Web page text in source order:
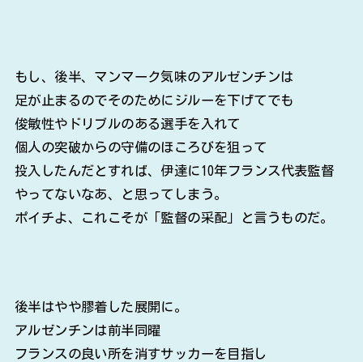
もし、後半、マンマーク気味のアルゼンチンは
足が止まるのでそのためにジルーを下げてでも
俊敏性やドリブルのある選手を入れて
個人の突破からの守備のほころびを狙って
投入したんだとすれば、伊達に10年フランス代表監督
やってないなあ、と思ってしまう。
ポイチよ、これこそが「監督の采配」と言うものだ。
後半はやや膠着した展開に。
アルゼンチンは前半同曜
フランスの良い所を消すサッカーを目指し